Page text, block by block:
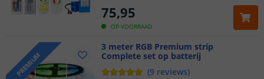
OP VOORRAAD
75,95
PREMIUM
3 meter RGB Premium strip
Complete set op batterij
(9 reviews)